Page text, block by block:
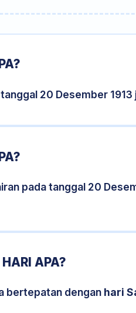
20 Desember
pada tanggal 20
APA?
bertepatan dengan hari